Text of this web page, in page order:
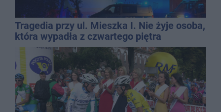
Tragedia przy ul. Mieszka I. Nie żyje osoba,
która wypadła z czwartego piętra